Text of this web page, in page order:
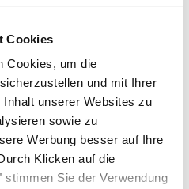
Cookies
Cookies, um die
und mit Ihrer
unserer Websites zu
sowie zu
Werbung besser auf Ihre
Klicken auf die
Sie der Verwendung